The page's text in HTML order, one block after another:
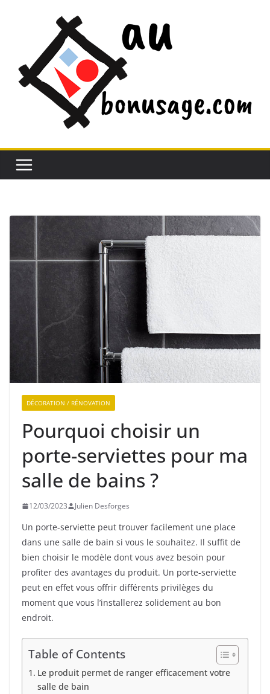
DÉCORATION / RÉNOVATION
Pourquoi choisir un
porte-serviettes pour ma
salle de bains ?
12/03/2023 Julien Desforges
Un porte-serviette peut trouver facilement une place
dans une salle de bain si vous le souhaitez. Il suffit de
bien choisir le modèle dont vous avez besoin pour
profiter des avantages du produit. Un porte-serviette
peut en effet vous offrir différents privilèges du
moment que vous l’installerez solidement au bon
endroit.
Table of Contents
Le produit permet de ranger efficacement votre
salle de bain